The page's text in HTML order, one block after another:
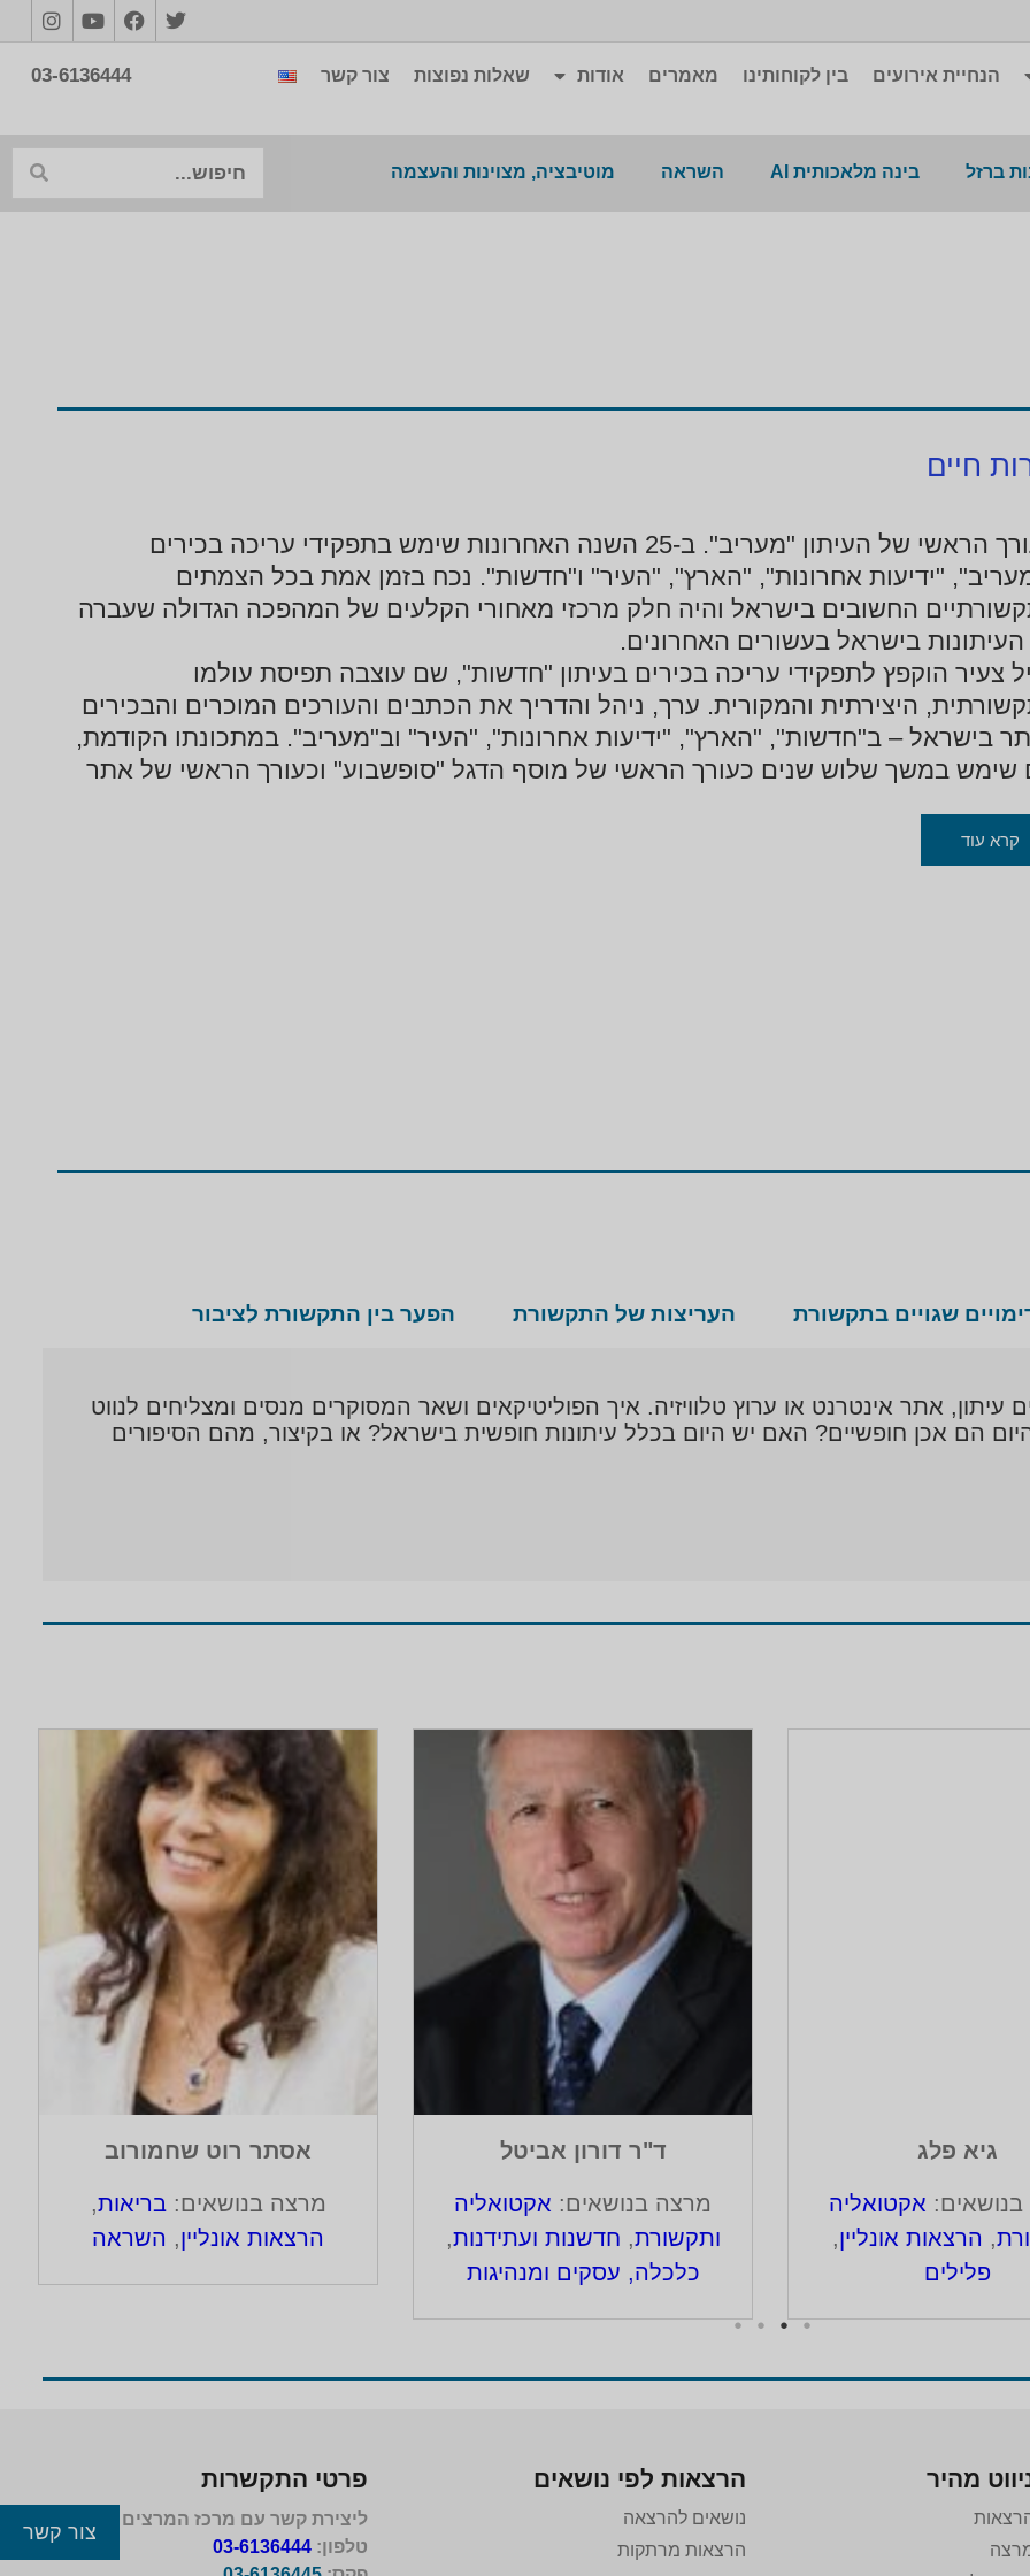
הנחיית אירועים בין לקוחותינו מאמרים אודות שאלות נפוצות צור קשר 03-6136444
ברזל בינה מלאכותית AI השראה מוטיבציה, מצוינות והעצמה
חיים
העורך הראשי של העיתון "מעריב". ב-25 השנה האחרונות שימש בתפקידי עריכה בכירים
"ידיעות אחרונות", "הארץ", "העיר" ו"חדשות". נכח בזמן אמת בכל הצמתים
החשובים בישראל והיה חלק מרכזי מאחורי הקלעים של המהפכה הגדולה שעברה
בישראל בעשורים האחרונים.
צעיר הוקפץ לתפקידי עריכה בכירים בעיתון "חדשות", שם עוצבה תפיסת עולמו
היצירתית והמקורית. ערך, ניהל והדריך את הכתבים והעורכים המוכרים והבכירים
בישראל – ב"חדשות", "הארץ", "ידיעות אחרונות", "העיר" וב"מעריב". במתכונתו הקודמת,
שימש במשך שלוש שנים כעורך הראשי של מוסף הדגל "סופשבוע" וכעורך הראשי של אתר
באות לידי ביטוי אבחנותיו המקוריות והביקורתיות על עולם התקשורת, ניסיונו הרב
שצבר. כל זאת תוך כדי סיפורים ואנקדוטות על המתרחש במסדרונות התקשורת
קרא עוד
שגויים בתקשורת העריצות של התקשורת הפער בין התקשורת לציבור
אתר אינטרנט או ערוץ טלוויזיה. איך הפוליטיקאים ושאר המסוקרים מנסים ומצליחים לנווט
הם אכן חופשיים? האם יש היום בכלל עיתונות חופשית בישראל? או בקיצור, מהם הסיפורים
אסתר רוט שחמורוב
מרצה בנושאים:בריאות,
הרצאות אונליין, השראה
ד"ר דורון אביטל
מרצה בנושאים: אקטואליה
ותקשורת, חדשנות ועתידנות,
כלכלה, עסקים ומנהיגות
גיא פלג
אקטואליה
, הרצאות אונליין,
פלילים
מהיר הרצאות לפי נושאים
נושאים להרצאה
הרצאות מרתקות
פרטי התקשרות
ליצירת קשר עם מרכז המרצים לישראל
טלפון:03-6136444
צור קשר